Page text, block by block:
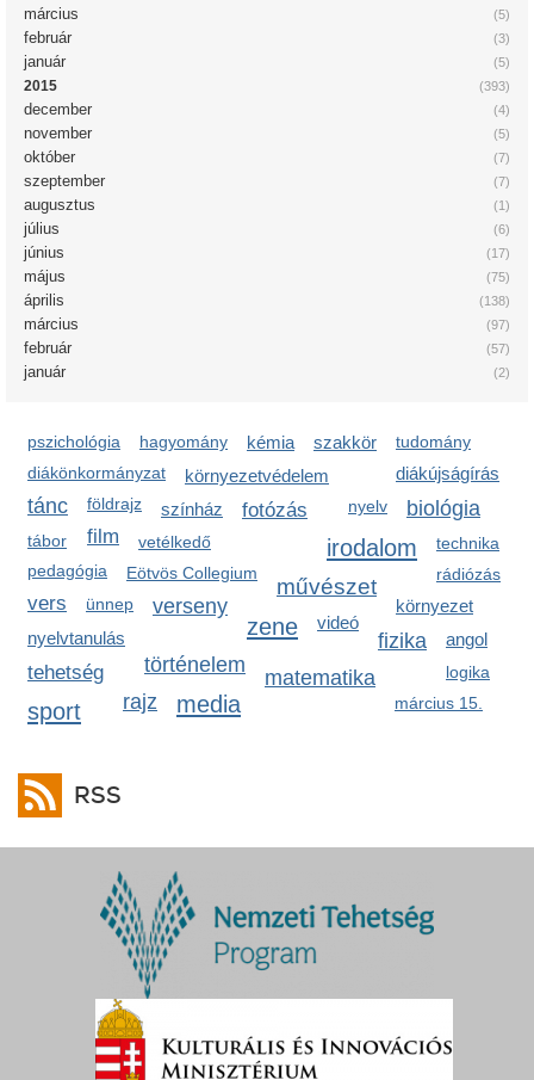
(5)
március
(3)
február
(5)
január
(393)
2015
(4)
december
(5)
november
(7)
október
(7)
szeptember
(1)
augusztus
(6)
július
(17)
június
(75)
május
(138)
április
(97)
március
(57)
február
(2)
január
pszichológia hagyomány kémia szakkör
tudomány
diákönkormányzat
diákújságírás
környezetvédelem
tánc földrajz nyelv biológia
színház
fotózás
film
irodalom
vetélkedő
pedagógia
Eötvös Collegium
technika
művészet rádiózás
vers ünnep verseny környezet
tábor
zene videó
nyelvtanulás
fizika
történelem
angol
matematika
tehetség logika
rajz március 15.
media
sport
RSS